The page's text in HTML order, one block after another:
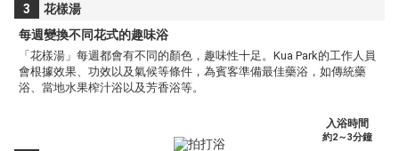
3
花樣湯
每週變換不同花式的趣味浴
「花樣湯」每週都會有不同的顏色，趣味性十足。Kua Park的工作人員
會根據效果、功效以及氣候等條件，為賓客準備最佳藥浴，如傳統藥
浴、當地水果榨汁浴以及芳香浴等。
入浴時間
約2～3分鐘